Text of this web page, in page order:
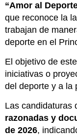
“Amor al
que reconoce la
trabajan de
deporte en el
El objetivo de
iniciativas o
del deporte y a la
Las candidaturas
razonadas y
de 2026,